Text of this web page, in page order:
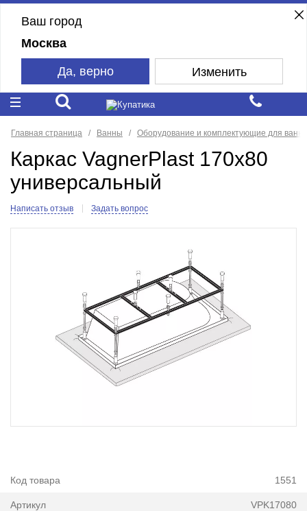
Ваш город
Москва
Да, верно Изменить
Главная страница Ванны Оборудование и комплектующие для ванн
Каркас VagnerPlast 170x80
универсальный
Написать отзыв Задать вопрос
Код товара 1551
Артикул VPK17080